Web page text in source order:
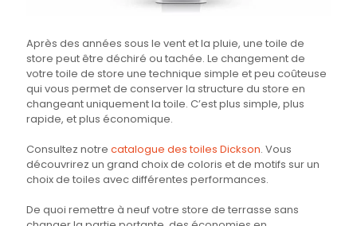
Après des années sous le vent et la pluie, une toile de
store peut être déchiré ou tachée. Le changement de
votre toile de store une technique simple et peu coûteuse
qui vous permet de conserver la structure du store en
changeant uniquement la toile. C’est plus simple, plus
rapide, et plus économique.
Consultez notre catalogue des toiles Dickson. Vous
découvrirez un grand choix de coloris et de motifs sur un
choix de toiles avec différentes performances.
De quoi remettre à neuf votre store de terrasse sans